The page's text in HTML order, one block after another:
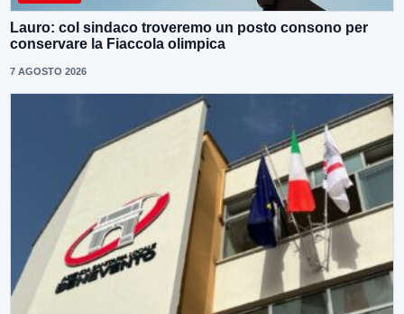
Lauro: col sindaco troveremo un posto consono per
conservare la Fiaccola olimpica
7 AGOSTO 2026